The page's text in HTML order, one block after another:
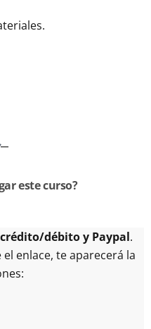
este curso?
débito y Paypal.
enlace, te aparecerá la